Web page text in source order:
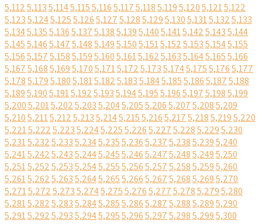
5,1125,1135,1145,1155,1165,1175,1185,1195,1205,1215,122
5,1235,1245,1255,1265,1275,1285,1295,1305,1315,1325,133
5,1345,1355,1365,1375,1385,1395,1405,1415,1425,1435,144
5,1455,1465,1475,1485,1495,1505,1515,1525,1535,1545,155
5,1565,1575,1585,1595,1605,1615,1625,1635,1645,1655,166
5,1675,1685,1695,1705,1715,1725,1735,1745,1755,1765,177
5,1785,1795,1805,1815,1825,1835,1845,1855,1865,1875,188
5,1895,1905,1915,1925,1935,1945,1955,1965,1975,1985,199
5,2005,2015,2025,2035,2045,2055,2065,2075,2085,209
5,2105,2115,2125,2135,2145,2155,2165,2175,2185,2195,220
5,2215,2225,2235,2245,2255,2265,2275,2285,2295,230
5,2315,2325,2335,2345,2355,2365,2375,2385,2395,240
5,2415,2425,2435,2445,2455,2465,2475,2485,2495,250
5,2515,2525,2535,2545,2555,2565,2575,2585,2595,260
5,2615,2625,2635,2645,2655,2665,2675,2685,2695,270
5,2715,2725,2735,2745,2755,2765,2775,2785,2795,280
5,2815,2825,2835,2845,2855,2865,2875,2885,2895,290
5,2915,2925,2935,2945,2955,2965,2975,2985,2995,300